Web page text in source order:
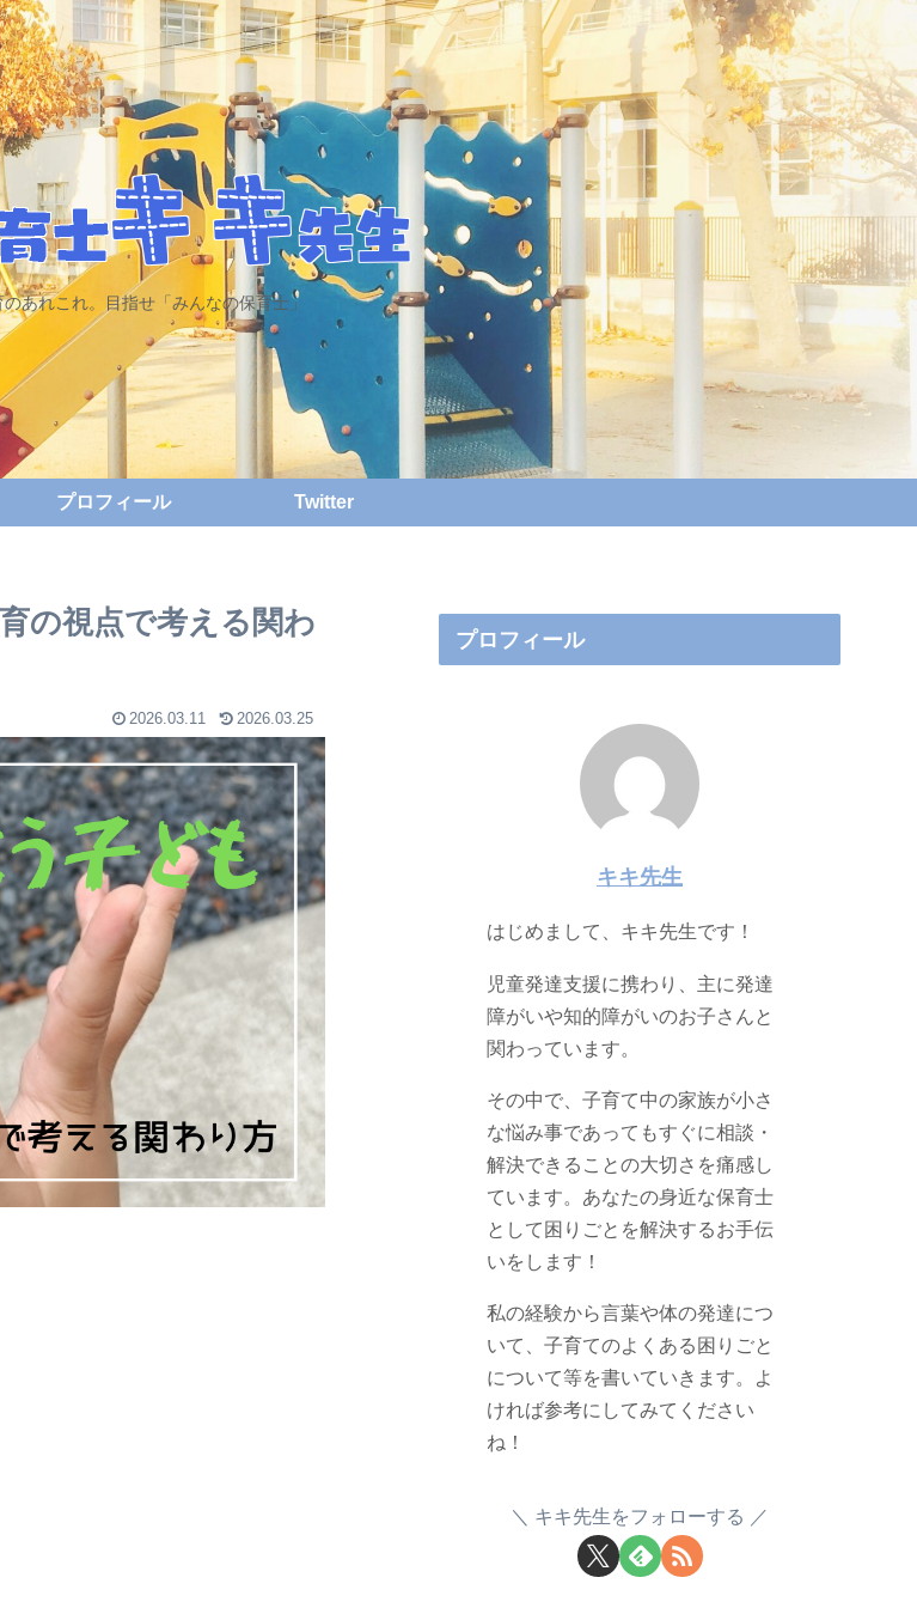
あれこれ。目指せ「みんなの保育士」
プロフィール Twitter
の視点で考える関わ
2026.03.11 2026.03.25
プロフィール
キキ先生
はじめまして、キキ先生です！
児童発達支援に携わり、主に発達
障がいや知的障がいのお子さんと
関わっています。
その中で、子育て中の家族が小さ
な悩み事であってもすぐに相談・
解決できることの大切さを痛感し
ています。あなたの身近な保育士
として困りごとを解決するお手伝
いをします！
私の経験から言葉や体の発達につ
いて、子育てのよくある困りごと
について等を書いていきます。よ
ければ参考にしてみてください
ね！
キキ先生をフォローする